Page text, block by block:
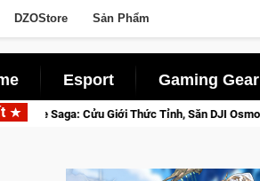
DZOStore Sản Phẩm
Esport Gaming Gear
Osmo Pocket 3 Ngay Hôm Nay